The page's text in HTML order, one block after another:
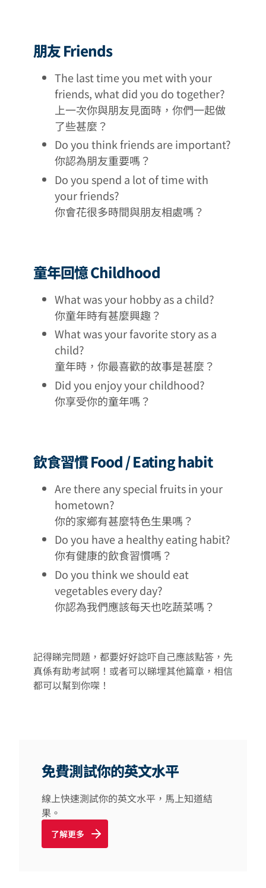
朋友 Friends
The last time you met with your
friends, what did you do together?
上一次你與朋友見面時，你們一起做
了些甚麼？
Do you think friends are important?
你認為朋友重要嗎？
Do you spend a lot of time with
your friends?
你會花很多時間與朋友相處嗎？
童年回憶 Childhood
What was your hobby as a child?
你童年時有甚麼興趣？
What was your favorite story as a
child?
童年時，你最喜歡的故事是甚麼？
Did you enjoy your childhood?
你享受你的童年嗎？
飲食習慣 Food / Eating habit
Are there any special fruits in your
hometown?
你的家鄉有甚麼特色生果嗎？
Do you have a healthy eating habit?
你有健康的飲食習慣嗎？
Do you think we should eat
vegetables every day?
你認為我們應該每天也吃蔬菜嗎？
記得睇完問題，都要好好諗吓自己應該點答，先
真係有助考試啊！或者可以睇埋其他篇章，相信
都可以幫到你㗎！
免費測試你的英文水平
線上快速測試你的英文水平，馬上知道結
果。
了解更多